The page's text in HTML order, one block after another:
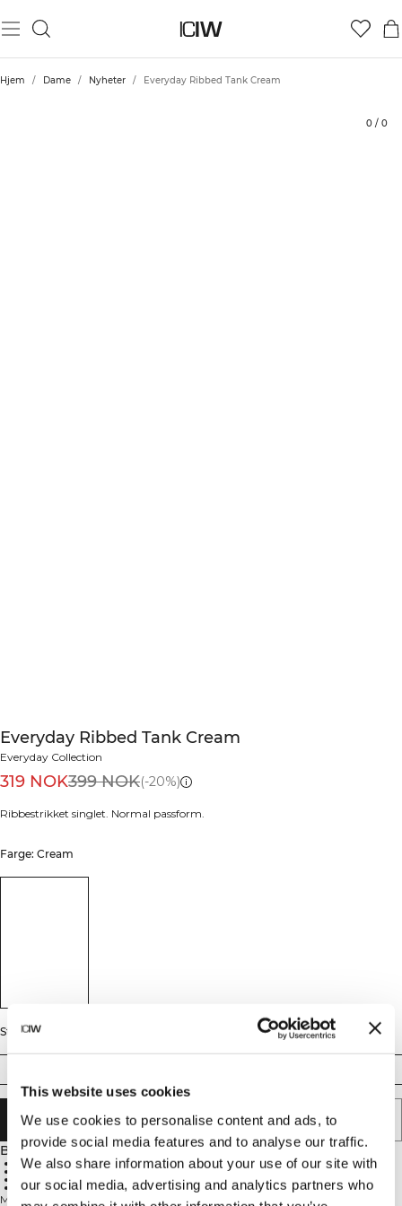
This website uses cookies
We use cookies to personalise content and ads, to
provide social media features and to analyse our traffic.
We also share information about your use of our site with
our social media, advertising and analytics partners who
Hjem / Dame / Nyheter / Everyday Ribbed Tank Cream
0 / 0
Everyday Ribbed Tank Cream
Everyday Collection
319 NOK399 NOK(-20%)
Ribbestrikket singlet. Normal passform.
Farge: Cream
Størrelse
LEGG I HANDLEKURVEN
Beskrivelse
Ribbestrikket stoff
Normal passform
Standard lengde
47 % viskose, 46 % bomull, 7 % elastan
Myk ribbestrikket singlet for hverdagsbruk. Everyday Ribbed Tank er din